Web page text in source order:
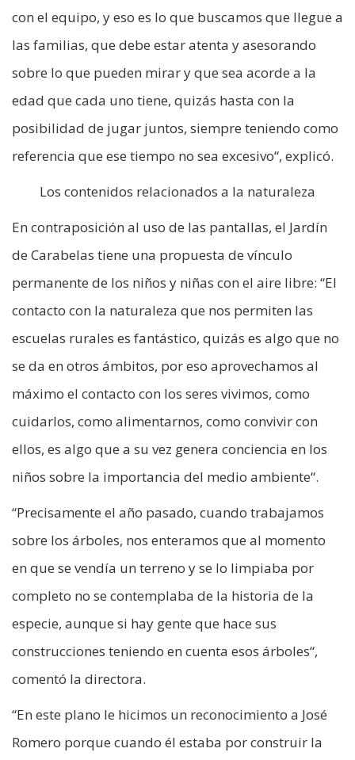
con el equipo, y eso es lo que buscamos que llegue a
las familias, que debe estar atenta y asesorando
sobre lo que pueden mirar y que sea acorde a la
edad que cada uno tiene, quizás hasta con la
posibilidad de jugar juntos, siempre teniendo como
referencia que ese tiempo no sea excesivo“, explicó.
Los contenidos relacionados a la naturaleza
En contraposición al uso de las pantallas, el Jardín
de Carabelas tiene una propuesta de vínculo
permanente de los niños y niñas con el aire libre: “El
contacto con la naturaleza que nos permiten las
escuelas rurales es fantástico, quizás es algo que no
se da en otros ámbitos, por eso aprovechamos al
máximo el contacto con los seres vivimos, como
cuidarlos, como alimentarnos, como convivir con
ellos, es algo que a su vez genera conciencia en los
niños sobre la importancia del medio ambiente“.
“Precisamente el año pasado, cuando trabajamos
sobre los árboles, nos enteramos que al momento
en que se vendía un terreno y se lo limpiaba por
completo no se contemplaba de la historia de la
especie, aunque si hay gente que hace sus
construcciones teniendo en cuenta esos árboles“,
comentó la directora.
“En este plano le hicimos un reconocimiento a José
Romero porque cuando él estaba por construir la